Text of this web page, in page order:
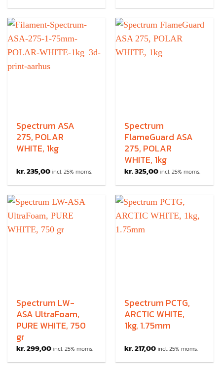
Spectrum ASA
275, POLAR
WHITE, 1kg
kr.235,00incl. 25% moms.
Spectrum
FlameGuard ASA
275, POLAR
WHITE, 1kg
kr.325,00incl. 25% moms.
Spectrum LW-
ASA UltraFoam,
PURE WHITE, 750
gr
kr.299,00incl. 25% moms.
Spectrum PCTG,
ARCTIC WHITE,
1kg, 1.75mm
kr.217,00incl. 25% moms.